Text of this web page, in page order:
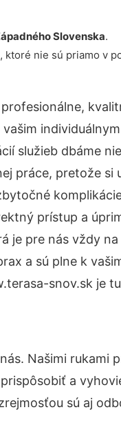
Slovenska.
nie sú priamo v
služieb dbáme
práce, pretože si
prístup a
je pre nás vždy
a sú plne k
snov.sk je
Našimi rukami
a
sú aj